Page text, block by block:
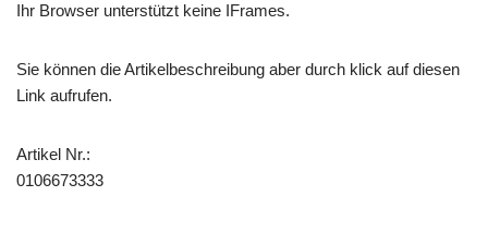
Ihr Browser unterstützt keine IFrames.
Sie können die Artikelbeschreibung aber durch klick auf diesen
Link aufrufen.
Artikel Nr.:
0106673333